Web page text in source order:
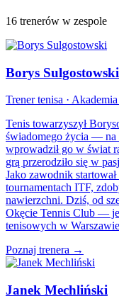
16 trenerów w zespole
Borys Sulgostowski
Trener tenisa ·
Tenis towarzyszył
świadomego życia — na
wprowadził go w świat
grą przerodziło się w
Jako zawodnik
tournamentach ITF,
nawierzchni. Dziś, od
Okęcie Tennis Club —
tenisowych w
Poznaj trenera →
Janek Mechliński